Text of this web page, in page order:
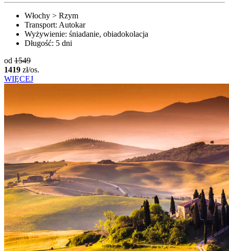
Włochy > Rzym
Transport: Autokar
Wyżywienie: śniadanie, obiadokolacja
Długość: 5 dni
od 1549
1419 zł/os.
WIĘCEJ